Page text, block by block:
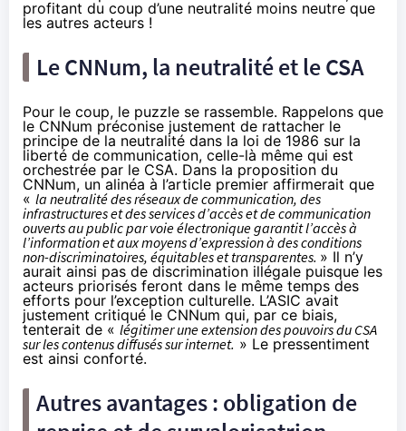
profitant du coup d’une neutralité moins neutre que
les autres acteurs !
Le CNNum, la neutralité et le CSA
Pour le coup, le puzzle se rassemble. Rappelons que
le CNNum préconise justement de rattacher le
principe de la neutralité dans la loi de 1986 sur la
liberté de communication, celle-là même qui est
orchestrée par le CSA. Dans la proposition du
CNNum, un alinéa à l’article premier affirmerait que
« la neutralité des réseaux de communication, des
infrastructures et des services d’accès et de communication
ouverts au public par voie électronique garantit l’accès à
l’information et aux moyens d’expression à des conditions
non-discriminatoires, équitables et transparentes. » Il n’y
aurait ainsi pas de discrimination illégale puisque les
acteurs priorisés feront dans le même temps des
efforts pour l’exception culturelle. L’ASIC avait
justement critiqué le CNNum qui, par ce biais,
tenterait de « légitimer une extension des pouvoirs du CSA
sur les contenus diffusés sur internet. » Le pressentiment
est ainsi conforté.
Autres avantages : obligation de